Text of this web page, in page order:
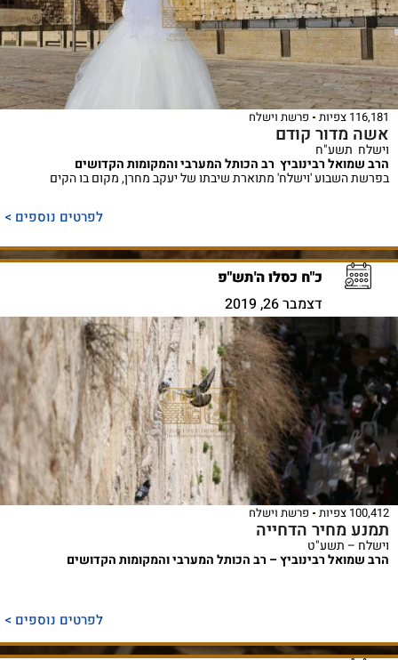
116,181 צפיות פרשת וישלח
אשה מדור קודם
וישלח תשע"ח
הרב שמואל רבינוביץ רב הכותל המערבי והמקומות הקדושים
בפרשת השבוע 'וישלח' מתוארת שיבתו של יעקב מחרן, מקום בו הקים
לפרטים נוספים >
כ"ח כסלו ה'תש"פ
דצמבר 26, 2019
100,412 צפיות פרשת וישלח
תמנע מחיר הדחייה
וישלח – תשע"ט
הרב שמואל רבינוביץ – רב הכותל המערבי והמקומות הקדושים
לפרטים נוספים >